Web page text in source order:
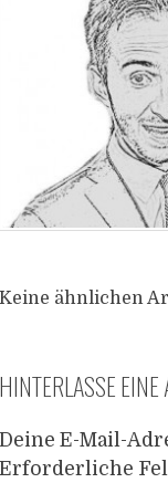
Keine ähnlichen
HINTERLASSE
Deine E-Mail-
Erforderliche